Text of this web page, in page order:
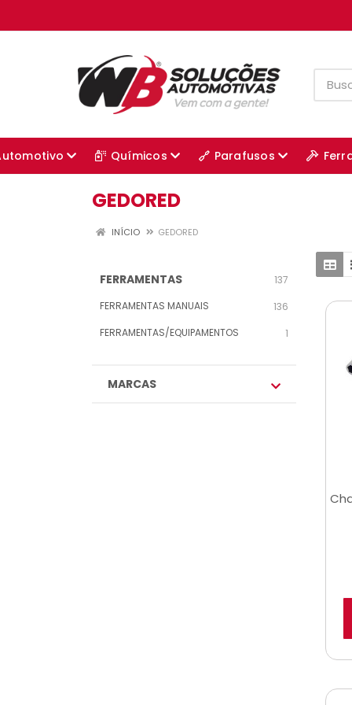
Químicos Parafusos
GEDORED
INÍCIO GEDORED
FERRAMENTAS
137
FERRAMENTAS MANUAIS
136
FERRAMENTAS/EQUIPAMENTOS
1
MARCAS